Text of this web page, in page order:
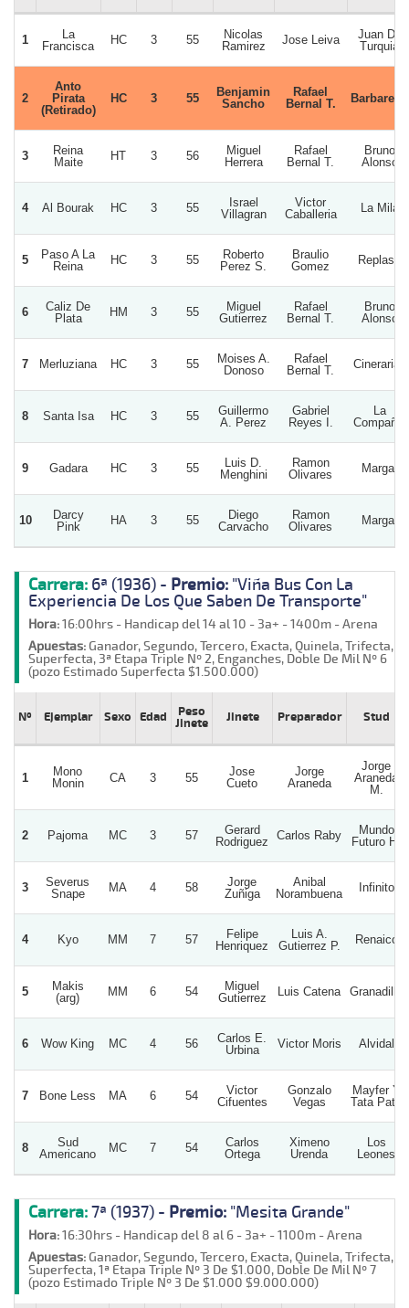
1
La
Francisca
HC 3 55
Nicolas
Ramirez
Jose Leiva
Juan De
Turquia
2
Anto
Pirata
(Retirado)
HC 3 55
Benjamin
Sancho
Rafael
Bernal T.
Barbarella
3
Reina
Maite
HT 3 56
Miguel
Herrera
Rafael
Bernal T.
Bruno
Alonso
4 Al Bourak HC 3 55
Israel
Villagran
Victor
Caballeria
La Mila
5
Paso A La
Reina
HC 3 55
Roberto
Perez S.
Braulio
Gomez
Replasti
6
Caliz De
Plata
HM 3 55
Miguel
Gutierrez
Rafael
Bernal T.
Bruno
Alonso
7 Merluziana HC 3 55
Moises A.
Donoso
Rafael
Bernal T.
Cinerarias
8 Santa Isa HC 3 55
Guillermo
A. Perez
Gabriel
Reyes I.
La
Compañia
9 Gadara HC 3 55
Luis D.
Menghini
Ramon
Olivares
Margal
10
Darcy
Pink
HA 3 55
Diego
Carvacho
Ramon
Olivares
Margal
Carrera: 6ª (1936) - Premio: "Viña Bus Con La
Experiencia De Los Que Saben De Transporte"
Hora:16:00hrs - Handicap del 14 al 10 - 3a+ - 1400m - Arena
Apuestas:Ganador, Segundo, Tercero, Exacta, Quinela, Trifecta,
Superfecta, 3ª Etapa Triple Nº 2, Enganches, Doble De Mil Nº 6
(pozo Estimado Superfecta $1.500.000)
Nº Ejemplar Sexo Edad
Peso
Jinete
Jinete Preparador Stud
1
Mono
Monin
CA 3 55
Jose
Cueto
Jorge
Araneda
Jorge
Araneda
M.
2 Pajoma MC 3 57
Gerard
Rodriguez
Carlos Raby
Mundo
Futuro H.
3
Severus
Snape
MA 4 58
Jorge
Zuñiga
Anibal
Norambuena
Infinito
4 Kyo MM 7 57
Felipe
Henriquez
Luis A.
Gutierrez P.
Renaico
5
Makis
(arg)
MM 6 54
Miguel
Gutierrez
Luis Catena Granadilla
6 Wow King MC 4 56
Carlos E.
Urbina
Victor Moris Alvidal
7 Bone Less MA 6 54
Victor
Cifuentes
Gonzalo
Vegas
Mayfer Y
Tata Pato
8
Sud
Americano
MC 7 54
Carlos
Ortega
Ximeno
Urenda
Los
Leones
Carrera:7ª (1937) - Premio: "Mesita Grande"
Hora:16:30hrs - Handicap del 8 al 6 - 3a+ - 1100m - Arena
Apuestas:Ganador, Segundo, Tercero, Exacta, Quinela, Trifecta,
Superfecta, 1ª Etapa Triple Nº 3 De $1.000, Doble De Mil Nº 7
(pozo Estimado Triple Nº 3 De $1.000 $9.000.000)